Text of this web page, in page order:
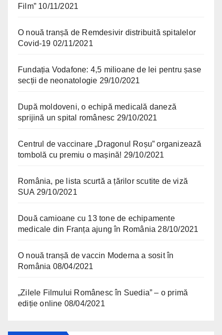
Film” 10/11/2021
O nouă tranșă de Remdesivir distribuită spitalelor
Covid-19 02/11/2021
Fundația Vodafone: 4,5 milioane de lei pentru șase
secții de neonatologie 29/10/2021
După moldoveni, o echipă medicală daneză
sprijină un spital românesc 29/10/2021
Centrul de vaccinare „Dragonul Roșu” organizează
tombolă cu premiu o mașină! 29/10/2021
România, pe lista scurtă a țărilor scutite de viză
SUA 29/10/2021
Două camioane cu 13 tone de echipamente
medicale din Franța ajung în România 28/10/2021
O nouă tranșă de vaccin Moderna a sosit în
România 08/04/2021
„Zilele Filmului Românesc în Suedia” – o primă
ediție online 08/04/2021